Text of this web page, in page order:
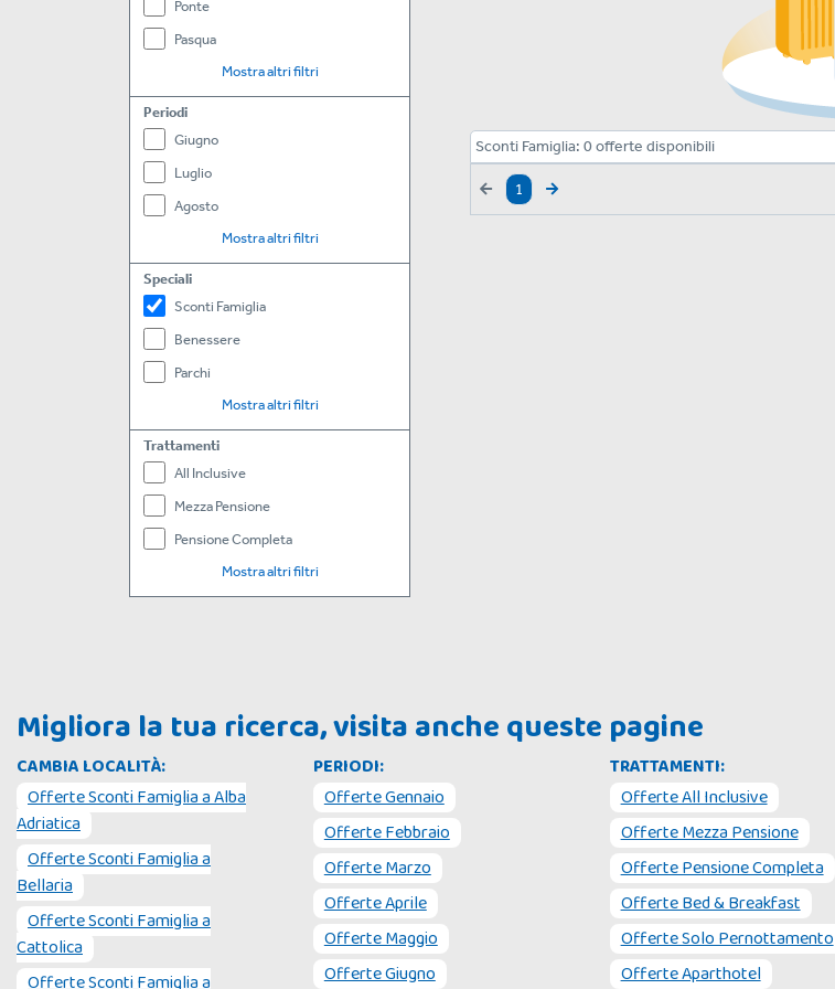
Ponte
Pasqua
Mostra altri filtri
Periodi
Giugno
Luglio
Agosto
Mostra altri filtri
Speciali
Sconti Famiglia
Benessere
Parchi
Mostra altri filtri
Trattamenti
All Inclusive
Mezza Pensione
Pensione Completa
Mostra altri filtri
Sconti Famiglia: 0offerte disponibili
1
Migliora la tua ricerca, visita anche queste pagine
CAMBIA LOCALITÀ:
Offerte Sconti Famiglia aAlba
Adriatica
Offerte Sconti Famiglia a
Bellaria
Offerte Sconti Famiglia a
Cattolica
Offerte Sconti Famiglia a
PERIODI:
Offerte Gennaio
Offerte Febbraio
Offerte Marzo
Offerte Aprile
Offerte Maggio
Offerte Giugno
TRATTAMENTI:
Offerte All Inclusive
Offerte Mezza Pensione
Offerte Pensione Completa
Offerte Bed & Breakfast
Offerte Solo Pernottamento
Offerte Aparthotel